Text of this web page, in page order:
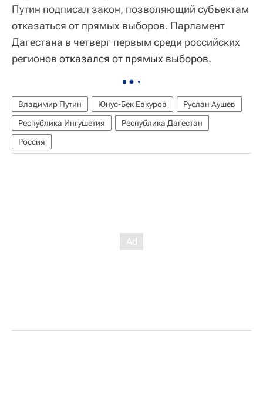
Путин подписал закон, позволяющий субъектам
отказаться от прямых выборов. Парламент
Дагестана в четверг первым среди российских
регионов отказался от прямых выборов.
Владимир Путин Юнус-Бек Евкуров
Руслан Аушев
Республика Ингушетия
Республика Дагестан
Россия